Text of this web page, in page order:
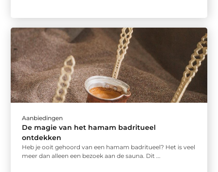
Aanbiedingen
De magie van het hamam badritueel
ontdekken
Heb je ooit gehoord van een hamam badritueel? Het is veel
meer dan alleen een bezoek aan de sauna. Dit ...